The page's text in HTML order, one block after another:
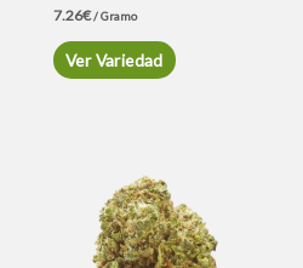
7.26€/ Gramo
Ver Variedad